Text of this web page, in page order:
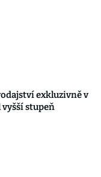
exkluzivně v
stupeň